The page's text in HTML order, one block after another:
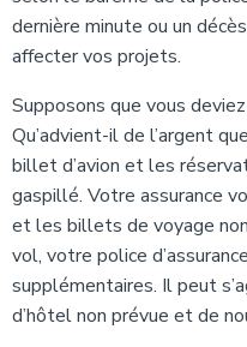
dernière minute ou un
affecter vos projets.
Supposons que vous
Qu’advient-il de l’argent
billet d’avion et les
gaspillé. Votre assurance
et les billets de voyage
vol, votre police
supplémentaires. Il peut
d’hôtel non prévue et de